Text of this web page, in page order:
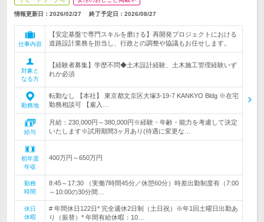
情報更新日：2026/02/27 終了予定日： 2026/08/27
仕事内容
【安定基盤で専門スキルを磨ける】再開発プロジェクトにおける
道路設計業務を担当し、行政との調整や協議もお任せします。
対象と
なる方
【経験者募集】学歴不問◆土木設計経験、土木施工管理経験いず
れか必須
勤務地
転勤なし 【本社】 東京都文京区大塚3-19-7 KANKYO Bldg ※在宅
勤務相談可 【雇入…
給与
月給：230,000円～380,000円※経験・年齢・能力を考慮して決定
いたします※試用期間3ヶ月あり(待遇に変更な…
初年度
年収
400万円～650万円
勤務
時間
8:45～17:30 （実働7時間45分／休憩60分）時差出勤制度有（7:00
～10:00の30分間…
休日
休暇
# 年間休日122日* 完全週休2日制（土日祝）※年1回土曜日出勤あ
り（振替）* 年間有給休暇：10…